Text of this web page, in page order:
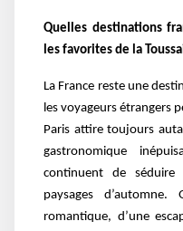
Quelles destinations
les favorites de la
La France reste une
les voyageurs étrangers
Paris attire toujours
gastronomique
continuent de
paysages d’automne.
romantique, d’une